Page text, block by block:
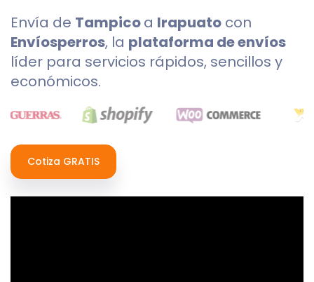
Envía de Tampicoa Irapuato con
Envíosperros, la plataforma de envíos
líder para servicios rápidos, sencillos y
económicos.
Cotiza GRATIS